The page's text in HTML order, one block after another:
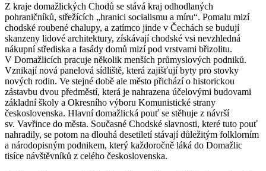
Z kraje domažlických Chodů se stává kraj odhodlaných
pohraničníků, střežících „hranici socialismu a míru“. Pomalu mizí
chodské roubené chalupy, a zatímco jinde v Čechách se budují
skanzeny lidové architektury, získávají chodské vsi nevzhledná
nákupní střediska a fasády domů mizí pod vrstvami břizolitu.
V Domažlicích pracuje několik menších průmyslových podniků.
Vznikají nová panelová sídliště, která zajišťují byty pro stovky
nových rodin. Ve stejné době ale město přichází o historickou
zástavbu dvou předměstí, která je nahrazena účelovými budovami
základní školy a Okresního výboru Komunistické strany
československa. Hlavní domažlická pouť se stěhuje z návrší
sv. Vavřince do města. Současné Chodské slavnosti, které tuto pouť
nahradily, se potom na dlouhá desetiletí stávají důležitým folklorním
a národopisným podnikem, který každoročně láká do Domažlic
tisíce návštěvníků z celého československa.